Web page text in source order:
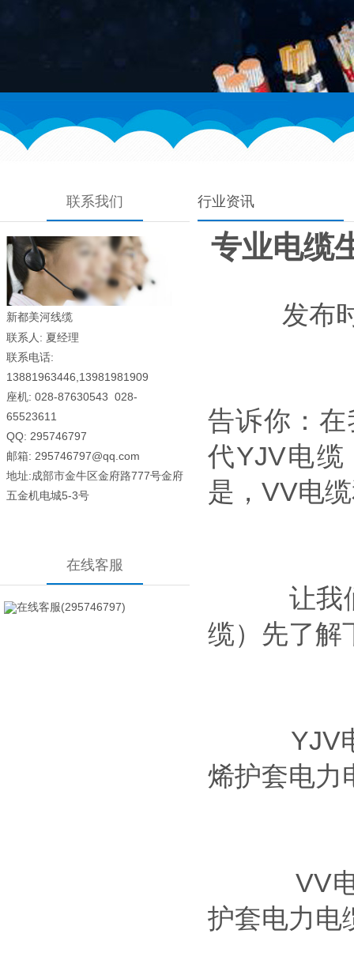
联系我们
新都美河线缆
联系人: 夏经理
联系电话:
13881963446,13981981909
座机: 028-87630543 028-
65523611
QQ: 295746797
邮箱: 295746797@qq.com
地址:成部市金牛区金府路777号金府
五金机电城5-3号
在线客服
在线客服(295746797)
行业资讯
专业电缆
发布
告诉你：
代YJV电
是，VV电
让我们跟
缆）先了解
YJV电缆
烯护套电力
VV电缆
护套电力电